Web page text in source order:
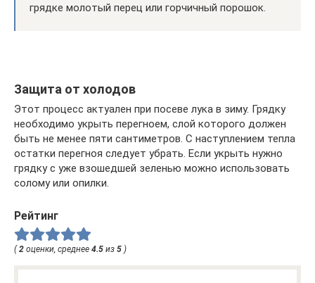
грядке молотый перец или горчичный порошок.
Защита от холодов
Этот процесс актуален при посеве лука в зиму. Грядку
необходимо укрыть перегноем, слой которого должен
быть не менее пяти сантиметров. С наступлением тепла
остатки перегноя следует убрать. Если укрыть нужно
грядку с уже взошедшей зеленью можно использовать
солому или опилки.
Рейтинг
(2 оценки, среднее 4.5 из 5 )